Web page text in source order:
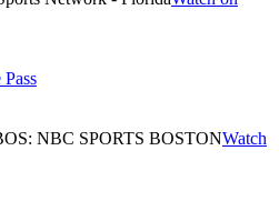
: NBC SPORTS BOSTONWatch